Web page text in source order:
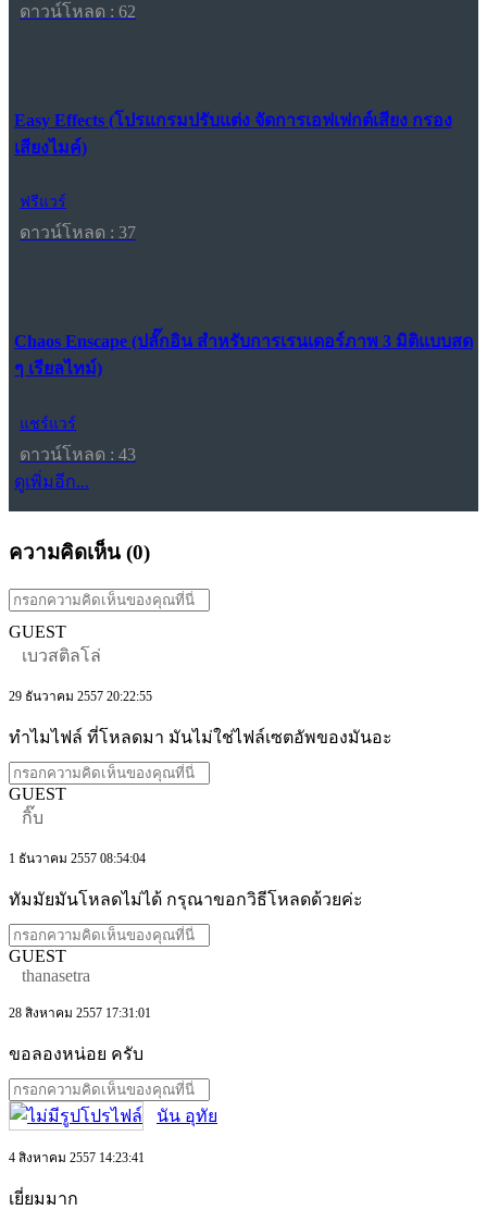
ดาวน์โหลด : 62
Easy Effects (โปรแกรมปรับแต่ง จัดการเอฟเฟกต์เสียง กรอง
เสียงไมค์)
ฟรีแวร์
ดาวน์โหลด : 37
Chaos Enscape (ปลั๊กอิน สำหรับการเรนเดอร์ภาพ 3 มิติแบบสด
ๆ เรียลไทม์)
แชร์แวร์
ดาวน์โหลด : 43
ดูเพิ่มอีก...
ความคิดเห็น (0)
GUEST
เบวสติลโล่
29 ธันวาคม 2557 20:22:55
ทำไมไฟล์ ที่โหลดมา มันไม่ใช่ไฟล์เซตอัพของมันอะ
GUEST
กิ๊บ
1 ธันวาคม 2557 08:54:04
ทัมมัยมันโหลดไม่ได้ กรุณาขอกวิธีโหลดด้วยค่ะ
GUEST
thanasetra
28 สิงหาคม 2557 17:31:01
ขอลองหน่อย ครับ
นัน อุทัย
4 สิงหาคม 2557 14:23:41
เยี่ยมมาก